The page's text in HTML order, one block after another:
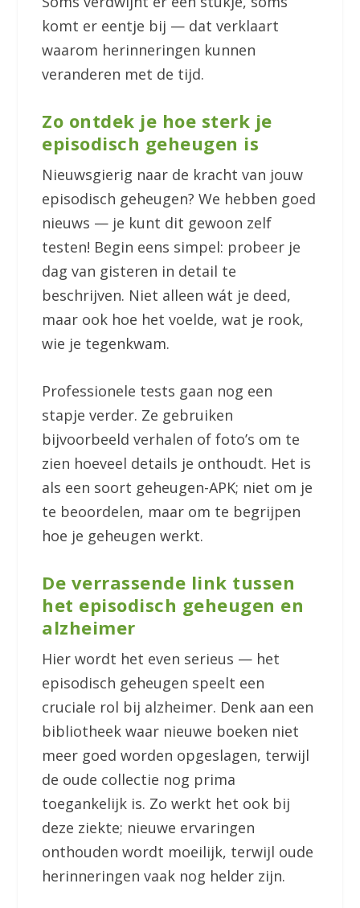
komt er eentje bij — dat verklaart
waarom herinneringen kunnen
veranderen met de tijd.
Zo ontdek je hoe sterk je
episodisch geheugen is
Nieuwsgierig naar de kracht van jouw
episodisch geheugen? We hebben goed
nieuws — je kunt dit gewoon zelf
testen! Begin eens simpel: probeer je
dag van gisteren in detail te
beschrijven. Niet alleen wát je deed,
maar ook hoe het voelde, wat je rook,
wie je tegenkwam.
Professionele tests gaan nog een
stapje verder. Ze gebruiken
bijvoorbeeld verhalen of foto’s om te
zien hoeveel details je onthoudt. Het is
als een soort geheugen-APK; niet om je
te beoordelen, maar om te begrijpen
hoe je geheugen werkt.
De verrassende link tussen
het episodisch geheugen en
alzheimer
Hier wordt het even serieus — het
episodisch geheugen speelt een
cruciale rol bij alzheimer. Denk aan een
bibliotheek waar nieuwe boeken niet
meer goed worden opgeslagen, terwijl
de oude collectie nog prima
toegankelijk is. Zo werkt het ook bij
deze ziekte; nieuwe ervaringen
onthouden wordt moeilijk, terwijl oude
herinneringen vaak nog helder zijn.